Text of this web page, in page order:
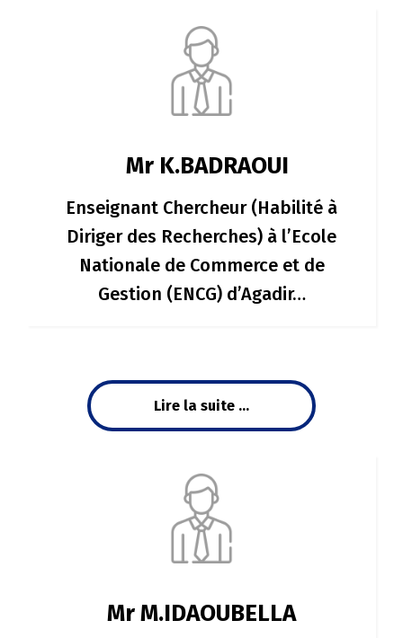
Mr K.BADRAOUI
Enseignant Chercheur (Habilité à
Diriger des Recherches) à l’Ecole
Nationale de Commerce et de
Gestion (ENCG) d’Agadir…
Lire la suite ...
Mr M.IDAOUBELLA